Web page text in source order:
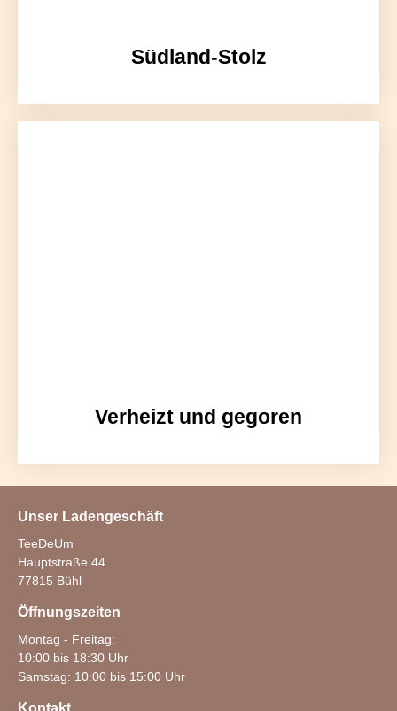
Südland-Stolz
Verheizt und gegoren
Unser Ladengeschäft
TeeDeUm
Hauptstraße 44
77815 Bühl
Öffnungszeiten
Montag - Freitag:
10:00 bis 18:30 Uhr
Samstag: 10:00 bis 15:00 Uhr
Kontakt